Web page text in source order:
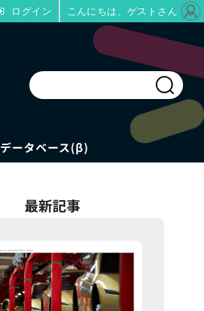
ータベース(β)
最新記事
ログイン こんにちは、ゲストさん